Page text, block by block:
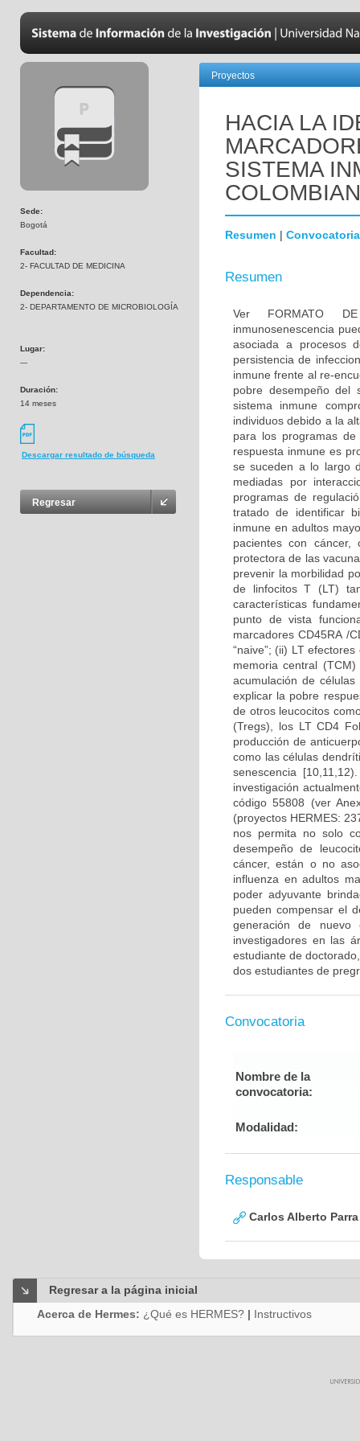
Sede:
Bogotá
Facultad:
2- FACULTAD DE MEDICINA
Dependencia:
2- DEPARTAMENTO DE MICROBIOLOGÍA
Lugar:
---
Duración:
14 meses
Descargar resultado de búsqueda
Regresar
Proyectos
HACIA LA
SISTEMA
Resumen | Convocatoria
Resumen
Ver FORMATO DE
inmunosenescencia
asociada a procesos
persistencia de
inmune frente al re-
pobre desempeño del
sistema inmune
individuos debido a la
para los programas
respuesta inmune es
se suceden a lo largo
mediadas por
programas de
tratado de identificar
inmune en adultos
pacientes con
protectora de las
prevenir la morbilidad
de linfocitos T (LT)
características
punto de vista
marcadores CD45RA /
“naive”; (ii) LT
memoria central
acumulación de
explicar la pobre
de otros leucocitos
(Tregs), los LT CD4
producción de
como las células
senescencia
investigación
código 55808 (ver
(proyectos HERMES:
nos permita no solo
desempeño de
cáncer, están o no
influenza en adultos
poder adyuvante
pueden compensar el
generación de nuevo
investigadores en las
estudiante de
dos estudiantes de
Convocatoria
Nombre de la
convocatoria:
Modalidad:
Responsable
Carlos Alberto
Regresar a la página inicial
Acerca de Hermes: ¿Qué es HERMES? | Instructivos